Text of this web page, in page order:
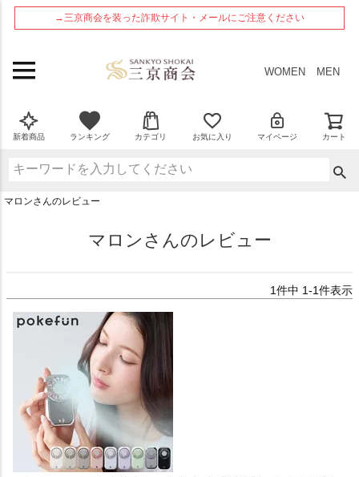
→三京商会を装った詐欺サイト・メールにご注意ください
WOMEN MEN
新着商品 ランキング カテゴリ お気に入り マイページ カート
マロンさんのレビュー
マロンさんのレビュー
1件中 1-1件表示
ペー